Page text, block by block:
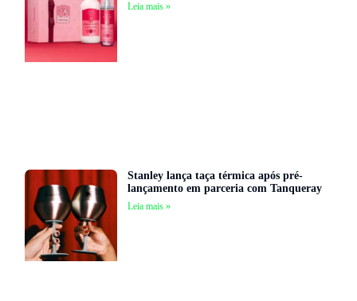
Leia mais »
Stanley lança taça térmica após pré-
lançamento em parceria com Tanqueray
Leia mais »